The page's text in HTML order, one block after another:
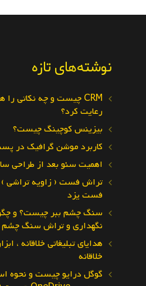
نوشته‌های تازه
رعایت کرد؟
بیزینس کوچینگ چیست؟
کاربرد موشن گرافیک در
اهمیت سئو بعد از طراحی
تراش فست ( زاویه تراشی
فست یزد
سنگ چشم ببر چیست؟ و
نگهداری و تراش سنگ
هدایای تبلیغاتی خلاقانه ،
خلاقانه
گوگل درایو چیست و نحوه